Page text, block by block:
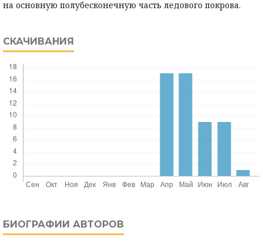
на основную полубесконечную часть ледового покрова.
СКАЧИВАНИЯ
БИОГРАФИИ АВТОРОВ